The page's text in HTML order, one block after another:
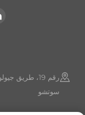
رقم 19، طريق
سوتشو